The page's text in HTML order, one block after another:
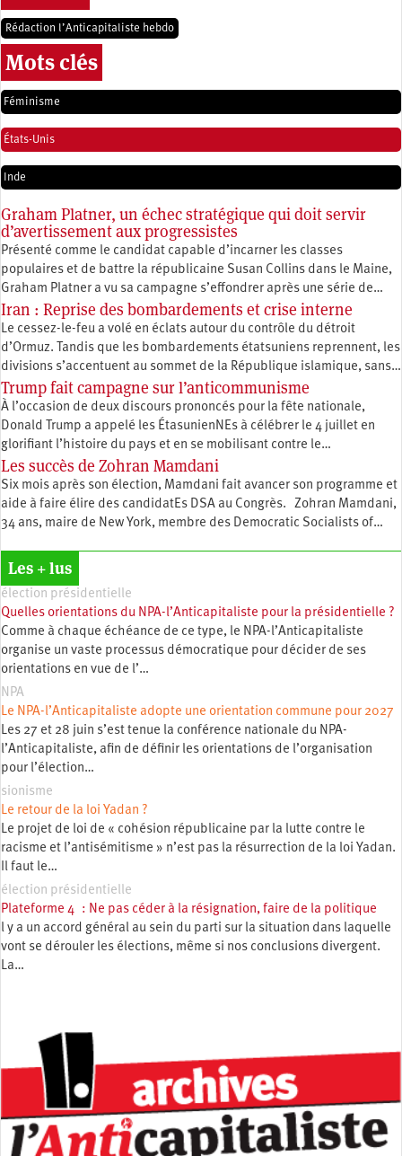
Rédaction l’Anticapitaliste hebdo
Mots clés
Féminisme
États-Unis
Inde
Graham Platner, un échec stratégique qui doit servir
d’avertissement aux progressistes
Présenté comme le candidat capable d’incarner les classes
populaires et de battre la républicaine Susan Collins dans le Maine,
Graham Platner a vu sa campagne s’effondrer après une série de…
Iran : Reprise des bombardements et crise interne
Le cessez-le-feu a volé en éclats autour du contrôle du détroit
d’Ormuz. Tandis que les bombardements étatsuniens reprennent, les
divisions s’accentuent au sommet de la République islamique, sans…
Trump fait campagne sur l’anticommunisme
À l’occasion de deux discours prononcés pour la fête nationale,
Donald Trump a appelé les ÉtasunienNEs à célébrer le 4 juillet en
glorifiant l’histoire du pays et en se mobilisant contre le…
Les succès de Zohran Mamdani
Six mois après son élection, Mamdani fait avancer son programme et
aide à faire élire des candidatEs DSA au Congrès. Zohran Mamdani,
34 ans, maire de New York, membre des Democratic Socialists of…
Les + lus
élection présidentielle
Quelles orientations du NPA-l’Anticapitaliste pour la présidentielle ?
Comme à chaque échéance de ce type, le NPA-l’Anticapitaliste
organise un vaste processus démocratique pour décider de ses
orientations en vue de l’…
NPA
Le NPA-l’Anticapitaliste adopte une orientation commune pour 2027
Les 27 et 28 juin s’est tenue la conférence nationale du NPA-
l’Anticapitaliste, afin de définir les orientations de l’organisation
pour l’élection…
sionisme
Le retour de la loi Yadan ?
Le projet de loi de « cohésion républicaine par la lutte contre le
racisme et l’antisémitisme » n’est pas la résurrection de la loi Yadan.
Il faut le…
élection présidentielle
Plateforme 4 : Ne pas céder à la résignation, faire de la politique
l y a un accord général au sein du parti sur la situation dans laquelle
vont se dérouler les élections, même si nos conclusions divergent.
La…